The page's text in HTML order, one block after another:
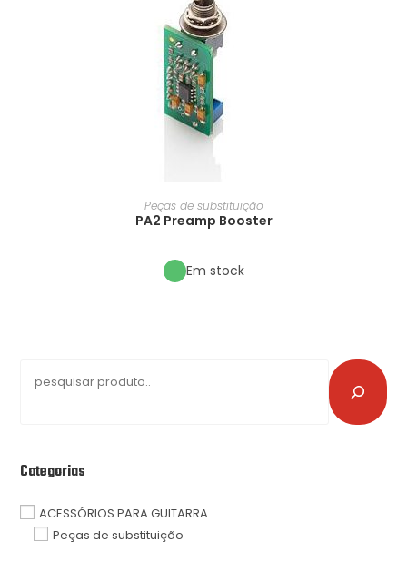
Peças de substituição
PA2 Preamp Booster
Em stock
Categorias
ACESSÓRIOS PARA GUITARRA
Peças de substituição